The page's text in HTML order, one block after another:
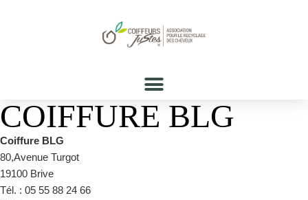
COIFFURE BLG
Coiffure BLG
80,Avenue Turgot
19100 Brive
Tél. : 05 55 88 24 66